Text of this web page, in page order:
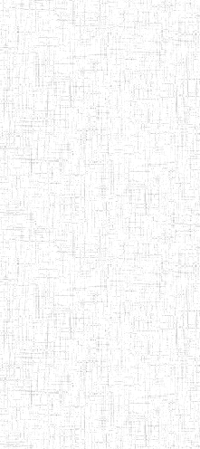
03/10/2012 ENIEG
25/06/2014 ENIEG
06/01/2014 ENIET
25/07/2013 ENIET
17/04/2014 ENIET